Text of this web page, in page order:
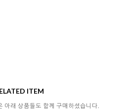
ITEM
아래 상품들도 함께 구매하셨습니다.